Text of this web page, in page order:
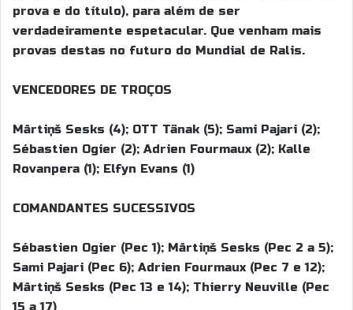
prova e do título), para além de ser
verdadeiramente espetacular. Que venham mais
provas destas no futuro do Mundial de Ralis.
VENCEDORES DE TROÇOS
Mārtiņš Sesks (4); OTT Tänak (5); Sami Pajari (2);
Sébastien Ogier (2); Adrien Fourmaux (2); Kalle
Rovanpera (1); Elfyn Evans (1)
COMANDANTES SUCESSIVOS
Sébastien Ogier (Pec 1); Mārtiņš Sesks (Pec 2 a 5);
Sami Pajari (Pec 6); Adrien Fourmaux (Pec 7 e 12);
Mārtiņš Sesks (Pec 13 e 14); Thierry Neuville (Pec
15 a 17)